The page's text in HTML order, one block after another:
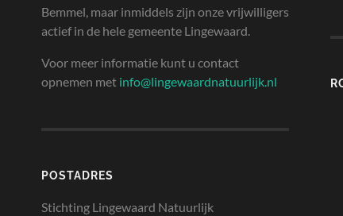
Bemmel, maar inmiddels zijn onze vrijwilligers
actief in de hele gemeente Lingewaard.
Voor meer informatie kunt u contact
opnemen met info@lingewaardnatuurlijk.nl
POSTADRES
Stichting Lingewaard Natuurlijk